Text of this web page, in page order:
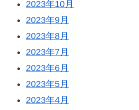
2023年10月
2023年9月
2023年8月
2023年7月
2023年6月
2023年5月
2023年4月